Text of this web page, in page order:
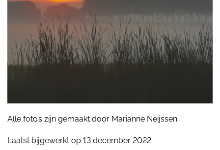
Alle foto’s zijn gemaakt door Marianne Neijssen.
Laatst bijgewerkt op 13 december 2022.